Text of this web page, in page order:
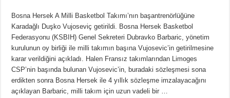
Bosna Hersek A Milli Basketbol Takımı’nın başantrenörlüğüne
Karadağlı Duşko Vujoseviç getirildi. Bosna Hersek Basketbol
Federasyonu (KSBIH) Genel Sekreteri Dubravko Barbaric, yönetim
kurulunun oy birliği ile milli takımın başına Vujosevic’in getirilmesine
karar verildiğini açıkladı. Halen Fransız takımlarından Limoges
CSP’nin başında bulunan Vujosevic’in, buradaki sözleşmesi sona
erdikten sonra Bosna Hersek ile 4 yıllık sözleşme imzalayacağını
açıklayan Barbaric, milli takım için uzun vadeli bir …